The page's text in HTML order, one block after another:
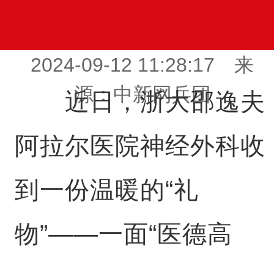
2024-09-12 11:28:17 来
源：中新网兵团
近日，浙大邵逸夫
阿拉尔医院神经外科收
到一份温暖的“礼
物”——一面“医德高